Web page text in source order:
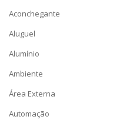
Aconchegante
Aluguel
Alumínio
Ambiente
Área Externa
Automação